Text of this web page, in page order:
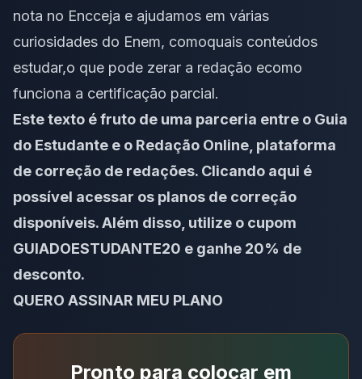
nota no Encceja e ajudamos em várias
curiosidades do Enem, comoquais conteúdos
estudar,o que pode zerar a redação ecomo
funciona a certificação parcial.
Este texto é fruto de uma parceria entre o Guia
do Estudante e o Redação Online, plataforma
de correção de redações. Clicando aqui é
possível acessar os planos de correção
disponíveis. Além disso, utilize o cupom
GUIADOESTUDANTE20 e ganhe 20% de
desconto.
QUERO ASSINAR MEU PLANO
Pronto para colocar em